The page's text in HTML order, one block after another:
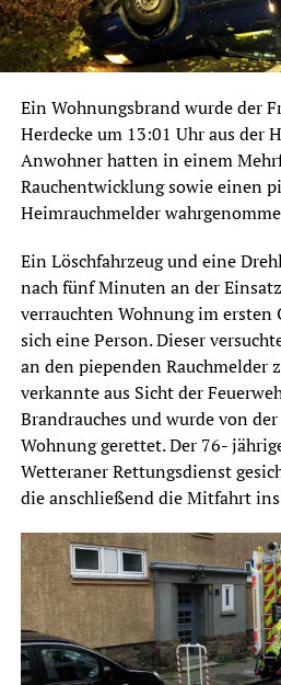
Ein Wohnungsbrand wurde der
Herdecke um 13:01 Uhr aus der
Anwohner hatten in einem
Rauchentwicklung sowie einen
Heimrauchmelder
Ein Löschfahrzeug und eine
nach fünf Minuten an der
verrauchten Wohnung im ersten
sich eine Person. Dieser
an den piependen Rauchmelder
verkannte aus Sicht der
Brandrauches und wurde von
Wohnung gerettet. Der 76-
Wetteraner Rettungsdienst
die anschließend die Mitfahrt